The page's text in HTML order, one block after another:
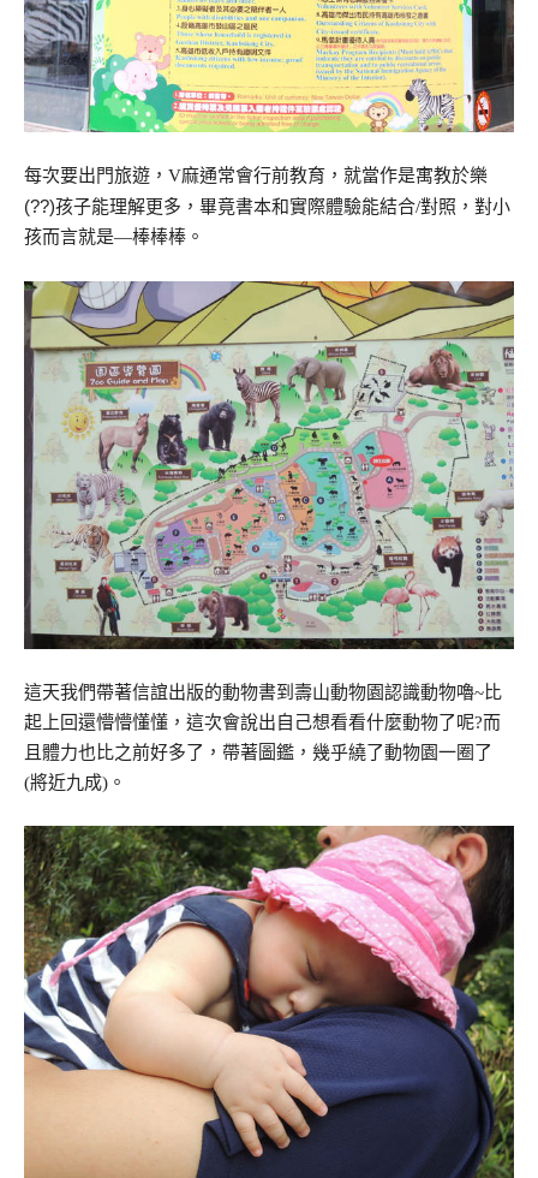
每次要出門旅遊， V麻通常會行前教育，就當作是寓教於樂
(??)孩子能理解更多，畢竟書本和實際體驗能結合/對照，對小
孩而言就是—棒棒棒。
這天我們帶著信誼出版的動物書到壽山動物園認識動物嚕~比
起上回還懵懵懂懂，這次會說出自己想看看什麼動物了呢?而
且體力也比之前好多了，帶著圖鑑，幾乎繞了動物園一圈了
(將近九成) 。